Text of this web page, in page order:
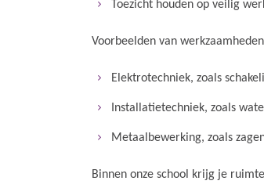
Toezicht houden op veilig
Voorbeelden van
Elektrotechniek, zoals
Installatietechniek, zoals
Metaalbewerking, zoals
Binnen onze school krijg je